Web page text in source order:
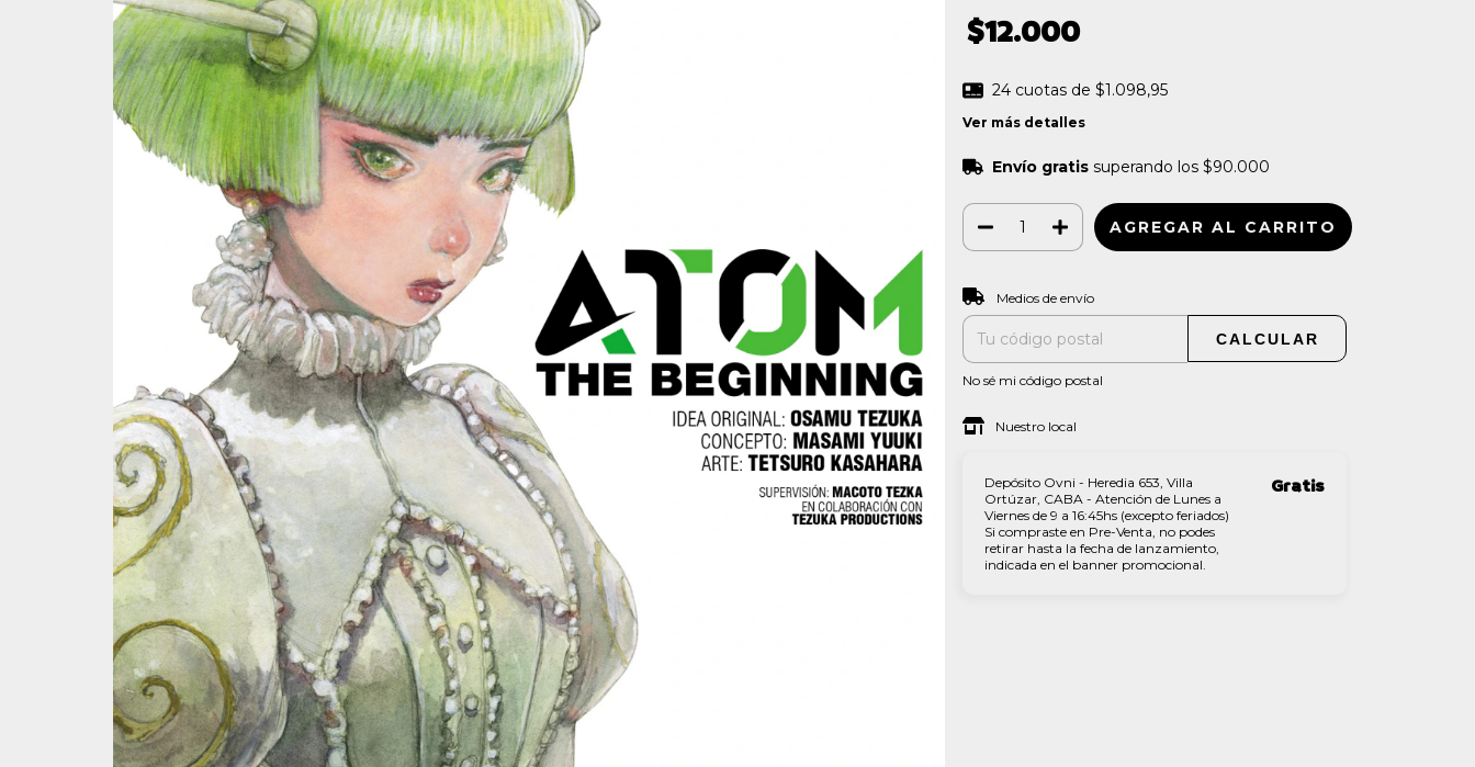
$12.000
24 cuotas de $1.098,95
Ver más detalles
Envío gratis superando los $90.000
Entregas para el CP:
Medios de envío
CALCULAR
No sé mi código postal
Nuestro local
Depósito Ovni - Heredia 653, Villa
Ortúzar, CABA - Atención de Lunes a
Viernes de 9 a 16:45hs (excepto feriados)
Si compraste en Pre-Venta, no podes
retirar hasta la fecha de lanzamiento,
indicada en el banner promocional.
Gratis